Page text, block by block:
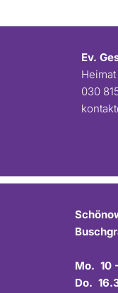
Ev.
030
Mo. 10
Do.